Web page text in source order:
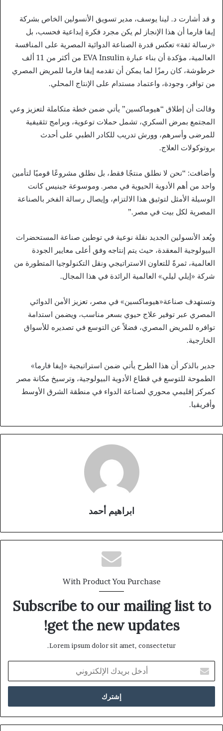
و قد أشارت د. لينا يوسف، مدير تسويق الأنسولين الخاص بشركة
إيفا فارما أن هذا الإنجاز لم يكن مجرد فكرة إبداعية فحسب، بل
«رسالة ثقة» تعكس قدرة الصناعة الدوائية المصرية على المنافسة
العالمية، مؤكدة أن بناء عبارة EVA Insulin من أكثر من 11 ألف
خرطوشة، كان رمزًا لما يمكن أن تقدمه إيفا فارما للمريض المصري
من توافر، وجودة، واعتماد مستدام على الإنتاج المحلي.
وقالت أن إطلاق “هيوماكسين” يأتي ضمن خطة متكاملة لتعزيز وعي
المجتمع بمرض السكري، تشمل حملات توعوية، وبرامج تثقيفية
للمرضى وأسرهم، وورش تدريب للكادر الطبي على أحدث
بروتوكولات العلاج.
وأضافت: “نحن لا نطلق منتجًا فقط، بل نطلق مشروعًا قوميًا لتأمين
واحد من أهم الأدوية الحيوية في مصر. وموسوعة جينيس كانت
الوسيلة الأمثل لتوثيق هذا الالتزام، وإيصال رسالة الفخر بالصناعة
المصرية لكل بيت في مصر.”
ويُعد الأنسولين الجديد نقلة نوعية في توطين صناعة المستحضرات
البيولوجية المعقدة، حيث يتم إنتاجه وفق أعلى معايير الجودة
العالمية، ثمرةً للتعاون الاستراتيجي ونقل التكنولوجيا المتطورة من
شركة «إيلي ليلي» العالمية الرائدة في هذا المجال.
وتستهدف صناعة«هيوماكسين» في مصر، تعزيز الأمن الدوائي
المصري عبر توفير علاج حيوي بسعر مناسب، ويضمن استدامة
توافره للمريض المصري، فضلاً عن التوسع في تصديره للأسواق
الخارجية.
جدير بالذكر أن هذا الطرح يأتي ضمن استراتيجية «إيفا فارما»
الطموحة للتوسع في قطاع الأدوية البيولوجية، وترسيخ مكانة مصر
كمركز إقليمي محوري لصناعة الدواء في منطقة الشرق الأوسط
وأفريقيا.
ابراهيم أحمد
With Product You Purchase
Subscribe to our mailing list to
get the new updates!
Lorem ipsum dolor sit amet, consectetur.
بريدك
الإلكتروني